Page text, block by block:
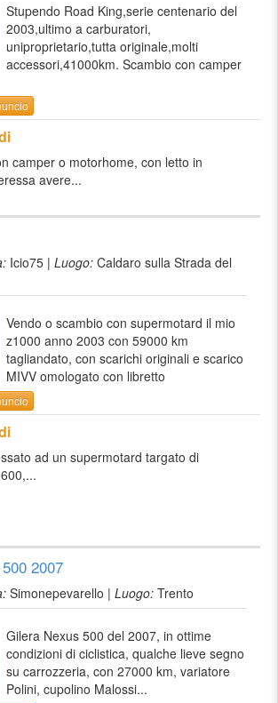
Stupendo Road King,serie centenario del
2003,ultimo a carburatori,
uniproprietario,tutta originale,molti
accessori,41000km. Scambio con camper
camper o motorhome, con letto in
avere...
Icio75 | Luogo: Caldaro sulla Strada del
Vendo o scambio con supermotard il mio
z1000 anno 2003 con 59000 km
tagliandato, con scarichi originali e scarico
MIVV omologato con libretto
ad un supermotard targato di
2007
Simonepevarello | Luogo: Trento
Gilera Nexus 500 del 2007, in ottime
condizioni di ciclistica, qualche lieve segno
su carrozzeria, con 27000 km, variatore
Polini, cupolino Malossi...